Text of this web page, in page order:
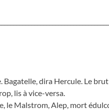
Bagatelle, dira Hercule. Le
lis à vice-versa.
le Malstrom, Alep, mort